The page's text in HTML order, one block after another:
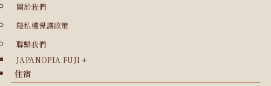
關於我們
隱私權保護政策
聯繫我們
JAPANOPIA FUJI +
住宿